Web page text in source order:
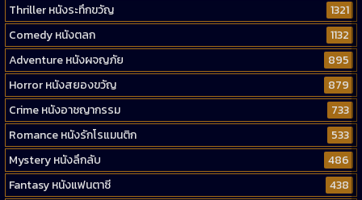
Thriller หนังระทึกขวัญ
1321
Comedy หนังตลก
1132
Adventure หนังผจญภัย
895
Horror หนังสยองขวัญ
879
Crime หนังอาชญากรรม
733
Romance หนังรักโรแมนติก
533
Mystery หนังลึกลับ
486
Fantasy หนังแฟนตาซี
438